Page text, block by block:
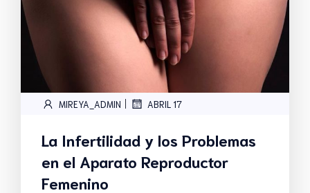
MIREYA_ADMIN | ABRIL 17
La Infertilidad y los Problemas
en el Aparato Reproductor
Femenino